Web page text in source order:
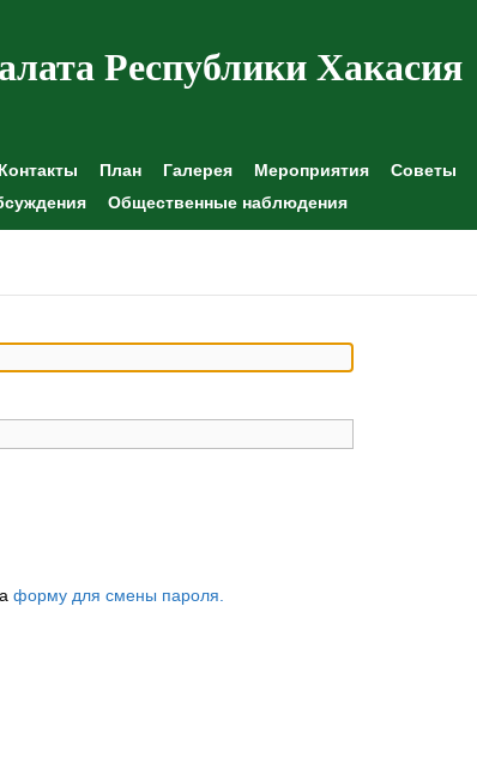
Республики Хакасия
Контакты План Галерея Мероприятия Советы
Общественные наблюдения
форму для смены пароля.